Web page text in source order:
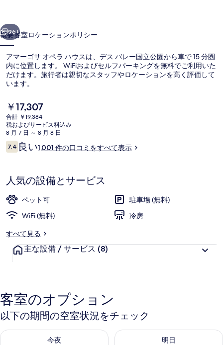
ラ
ハ
ウ
ス
写
真
ギ
ラ
リ
ー
次へ
96+
概要客室ロケーションポリシー
アマーゴサ オペラ ハウスは、デス バレー国立公園から車で 15 分圏
内に位置します。 WiFiおよびセルフパーキングを無料でご利用いた
だけます。旅行者は親切なスタッフやロケーションを高く評価して
います。
現
在
の
料
金
は
す
￥17,307
合計 ￥19,384
税およびサービス料込み
8 月 7 日 ～ 8 月 8 日
口
コ
7.410段階中7.4
良い1,001 件の口コミをすべて表示
人気の設備とサービス
ペット可
駐車場 (無料)
WiFi (無料)
冷房
すべて見る
主な設備 / サービス (8)
客室のオプション
以下の期間の空室状況をチェック
今夜
今夜 8月 6 - 8月 7 の空室状況をチェック
明日
明日 8月 7 - 8月 8 の空室状況